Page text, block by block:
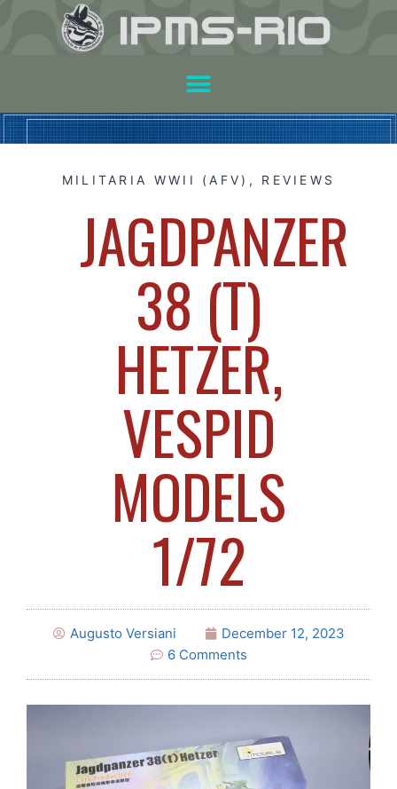
MILITARIA WWII (AFV) , REVIEWS
JAGDPANZER
38 (T)
HETZER,
VESPID
MODELS
1/72
Augusto Versiani
December 12, 2023
6 Comments